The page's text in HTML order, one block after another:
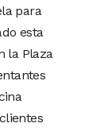
para
esta
la Plaza